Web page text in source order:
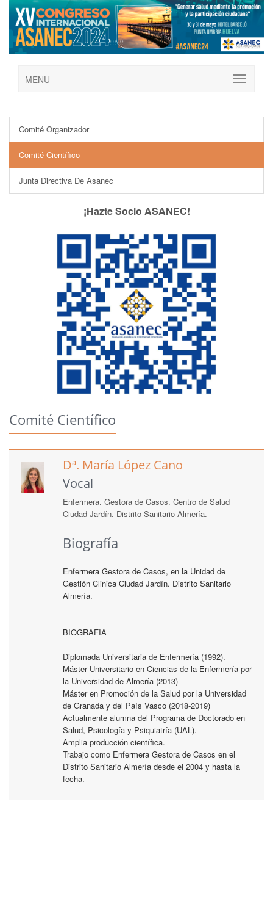
MENU
Comité Organizador
Comité Científico
Junta Directiva De Asanec
¡Hazte Socio ASANEC!
Comité Científico
Dª. María López Cano
Vocal
Enfermera. Gestora de Casos. Centro de Salud
Ciudad Jardín. Distrito Sanitario Almería.
Biografía
Enfermera Gestora de Casos, en la Unidad de
Gestión Clinica Ciudad Jardín. Distrito Sanitario
Almería.
BIOGRAFIA
Diplomada Universitaria de Enfermería (1992).
Máster Universitario en Ciencias de la Enfermería por
la Universidad de Almería (2013)
Máster en Promoción de la Salud por la Universidad
de Granada y del País Vasco (2018-2019)
Actualmente alumna del Programa de Doctorado en
Salud, Psicología y Psiquiatría (UAL).
Amplia producción científica.
Trabajo como Enfermera Gestora de Casos en el
Distrito Sanitario Almería desde el 2004 y hasta la
fecha.